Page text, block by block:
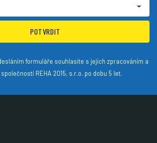
POTVRDIT
formuláře souhlasíte s jejich zpracováním a
REHA 2015, s.r.o. po dobu 5 let.